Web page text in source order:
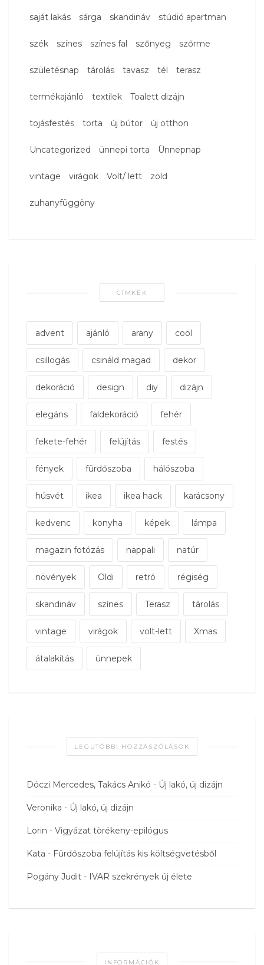
saját lakás sárga skandináv stúdió apartman
szék színes színes fal szőnyeg szőrme
születésnap tárolás tavasz tél terasz
termékajánló textilek Toalett dizájn
tojásfestés torta új bútor új otthon
Uncategorized ünnepi torta Ünnepnap
vintage virágok Volt/ lett zöld
zuhanyfüggöny
CÍMKÉK
advent ajánló arany cool
csillogás csináld magad dekor
dekoráció design diy dizájn
elegáns faldekoráció fehér
fekete-fehér felújítás festés
fények fürdőszoba hálószoba
húsvét ikea ikea hack karácsony
kedvenc konyha képek lámpa
magazin fotózás nappali natúr
növények Oldi retró régiség
skandináv színes Terasz tárolás
vintage virágok volt-lett Xmas
átalakítás ünnepek
LEGUTÓBBI HOZZÁSZÓLÁSOK
Dóczi Mercedes, Takács Anikó - Új lakó, új dizájn
Veronika - Új lakó, új dizájn
Lorin - Vigyázat törékeny-epilógus
Kata - Fürdőszoba felújítás kis költségvetésből
Pogány Judit - IVAR szekrények új élete
INFORMÁCIÓK